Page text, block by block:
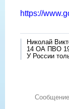
https://
Николай
14 ОА ПВО
У России